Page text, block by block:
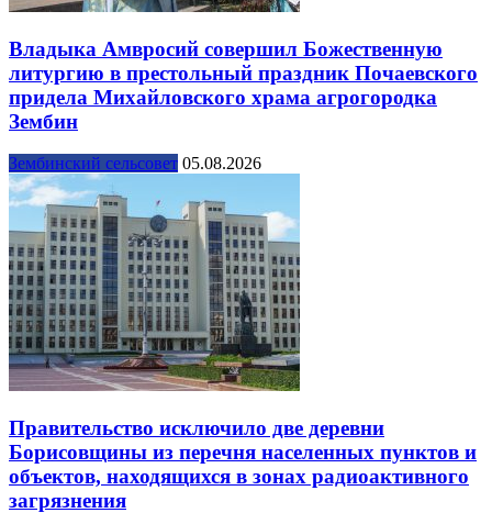
Владыка Амвросий совершил Божественную
литургию в престольный праздник Почаевского
придела Михайловского храма агрогородка
Зембин
Зембинский сельсовет 05.08.2026
Правительство исключило две деревни
Борисовщины из перечня населенных пунктов и
объектов, находящихся в зонах радиоактивного
загрязнения